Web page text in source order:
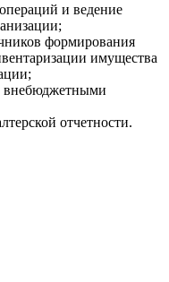
и ведение
формирования
имущества
внебюджетными
отчетности.